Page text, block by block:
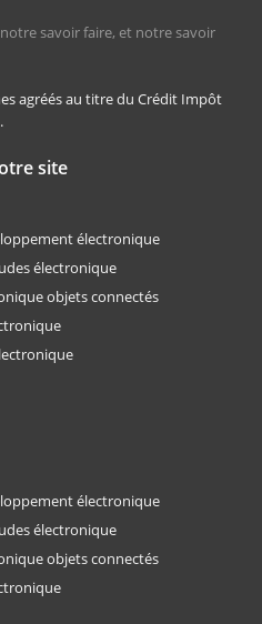
savoir faire, et notre savoir
agréés au titre du Crédit Impôt
site
électronique
électronique
objets connectés
électronique
électronique
objets connectés